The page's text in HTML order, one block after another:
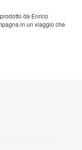
da Enrico
in un viaggio che